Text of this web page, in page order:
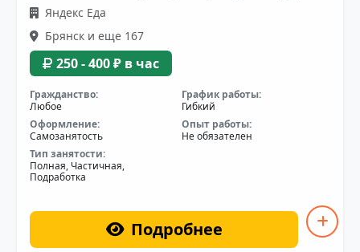
Яндекс Еда
Брянск и еще 167
250 - 400 ₽ в час
Гражданство:
Любое
График работы:
Гибкий
Оформление:
Самозанятость
Опыт работы:
Не обязателен
Тип занятости:
Полная, Частичная,
Подработка
Подробнее